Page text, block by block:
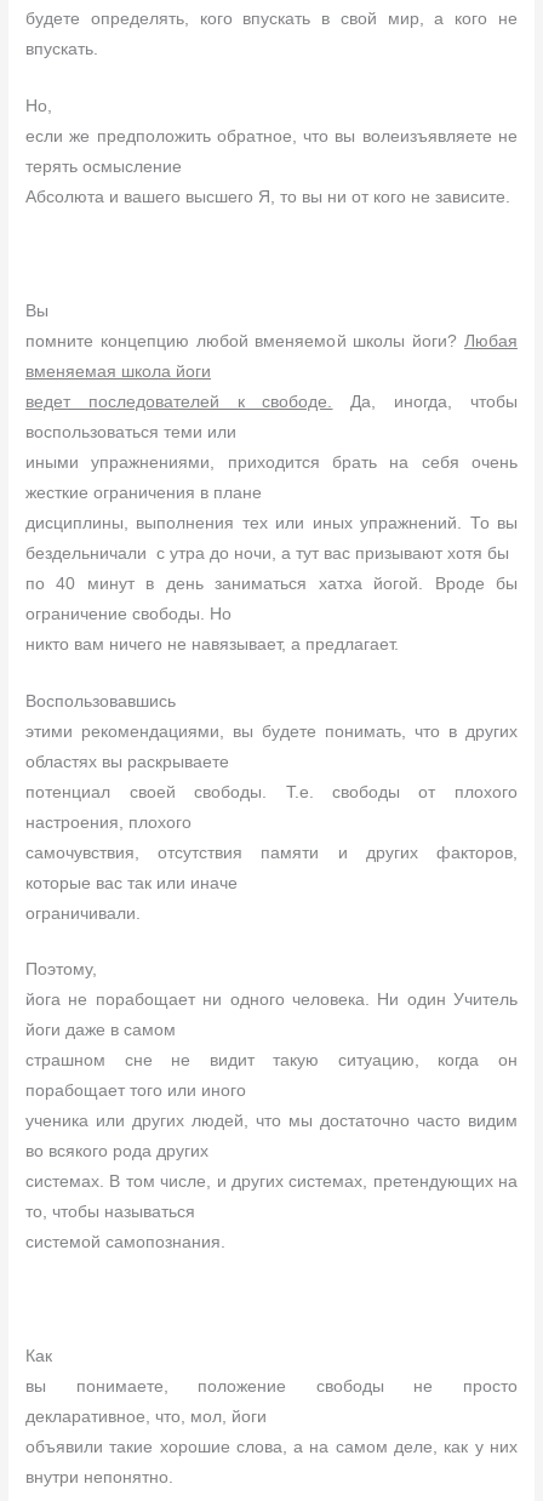
будете определять, кого впускать в свой мир, а кого не
впускать.
Но,
если же предположить обратное, что вы волеизъявляете не
терять осмысление
Абсолюта и вашего высшего Я, то вы ни от кого не зависите.
Вы
помните концепцию любой вменяемой школы йоги? Любая
вменяемая школа йоги
ведет последователей к свободе.
Да, иногда, чтобы
воспользоваться теми или
иными упражнениями, приходится брать на себя очень
жесткие ограничения в плане
дисциплины, выполнения тех или иных упражнений. То вы
бездельничали
с утра до ночи, а тут вас призывают хотя бы
по 40 минут в день заниматься хатха йогой. Вроде бы
ограничение свободы. Но
никто вам ничего не навязывает, а предлагает.
Воспользовавшись
этими рекомендациями, вы будете понимать, что в других
областях вы раскрываете
потенциал своей свободы. Т.е. свободы от плохого
настроения, плохого
самочувствия, отсутствия памяти и других факторов,
которые вас так или иначе
ограничивали.
Поэтому,
йога не порабощает ни одного человека. Ни один Учитель
йоги даже в самом
страшном сне не видит такую ситуацию, когда он
порабощает того или иного
ученика или других людей, что мы достаточно часто видим
во всякого рода других
системах. В том числе, и других системах, претендующих на
то, чтобы называться
системой самопознания.
Как
вы понимаете, положение свободы не просто
декларативное, что, мол, йоги
объявили такие хорошие слова, а на самом деле, как у них
внутри непонятно.